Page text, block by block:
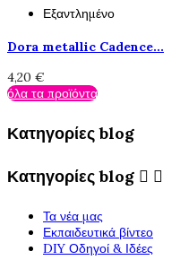
Εξαντλημένο
Dora metallic Cadence...
4,20 €
όλα τα προϊόντα
Κατηγορίες blog
Κατηγορίες blog  
Τα νέα μας
Εκπαιδευτικά βίντεο
DIY Οδηγοί & Ιδέες